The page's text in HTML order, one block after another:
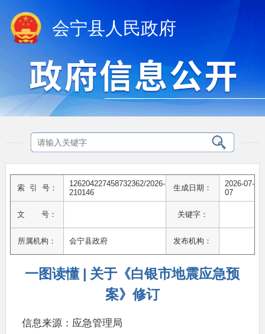
会宁县人民政府
索 引 号：
126204227458732362/2026-
210146
生成日期：
2026-07-
07
文 号： 关键字：
所属机构： 会宁县政府 发布机构：
一图读懂 | 关于《白银市地震应急预
案》修订
信息来源：应急管理局